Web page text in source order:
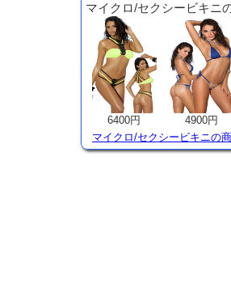
マイクロ/セクシービキニ
6400円 4900円
マイクロ/セクシービキニの